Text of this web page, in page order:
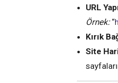
URL
Örnek:“
Kırık
Site